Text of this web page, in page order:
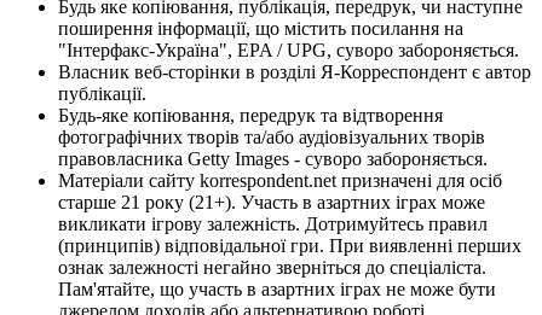
Будь яке копіювання, публікація, передрук, чи наступне
поширення інформації, що містить посилання на
"Інтерфакс-Україна", EPA / UPG, суворо забороняється.
Власник веб-сторінки в розділі Я-Корреспондент є автор
публікації.
Будь-яке копіювання, передрук та відтворення
фотографічних творів та/або аудіовізуальних творів
правовласника Getty Images - суворо забороняється.
Матеріали сайту korrespondent.net призначені для осіб
старше 21 року (21+). Участь в азартних іграх може
викликати ігрову залежність. Дотримуйтесь правил
(принципів) відповідальної гри. При виявленні перших
ознак залежності негайно зверніться до спеціаліста.
Пам'ятайте, що участь в азартних іграх не може бути
джерелом доходів або альтернативою роботі.